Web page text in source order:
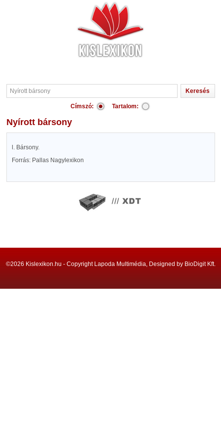
Címszó: Tartalom:
Nyírott bársony
l. Bársony.
Forrás: Pallas Nagylexikon
©2026 Kislexikon.hu - Copyright Lapoda Multimédia, Designed by BioDigit Kft.